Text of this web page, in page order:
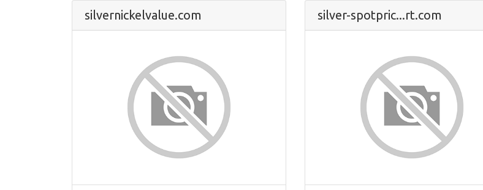
silvernickelvalue.com silver-spotpric...rt.com